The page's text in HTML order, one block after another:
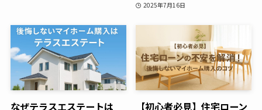
2025年7月16日
なぜテラスエステートは 【初心者必見】住宅ローン